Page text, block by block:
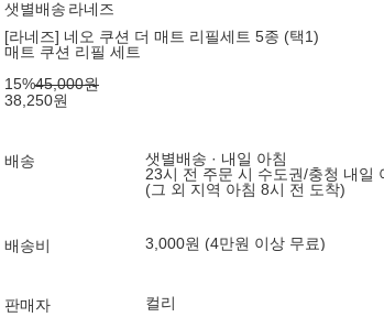
샛별배송 라네즈
[라네즈] 네오 쿠션 더 매트 리필세트 5종 (택1)
매트 쿠션 리필 세트
15%45,000원
38,250원
배송
샛별배송 · 내일 아침
23시 전 주문 시 수도권/충청 내일
(그 외 지역 아침 8시 전 도착)
배송비 3,000원 (4만원 이상 무료)
판매자 컬리